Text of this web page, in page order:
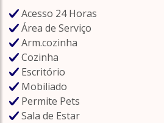
Acesso 24 Horas
Área de Serviço
Arm.cozinha
Cozinha
Escritório
Mobiliado
Permite Pets
Sala de Estar